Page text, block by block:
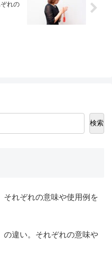
れの
検索
それぞれの意味や使用例を
の違い。それぞれの意味や